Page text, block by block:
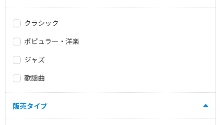
クラシック
ポピュラー・洋楽
ジャズ
歌謡曲
販売タイプ